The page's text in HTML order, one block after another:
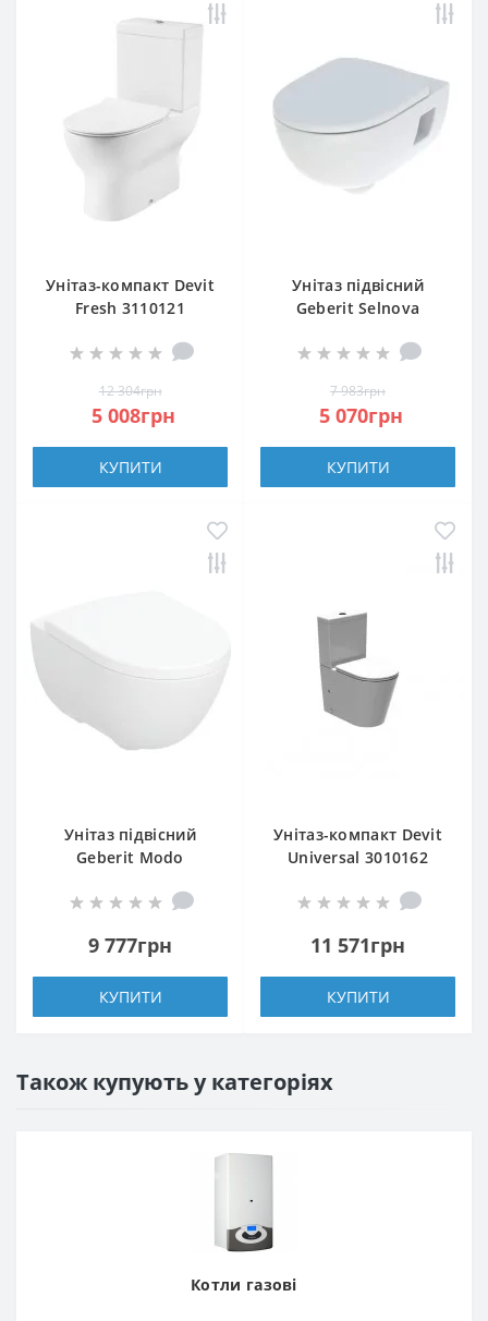
Унітаз-компакт Devit
Fresh 3110121
сидінням Slim з
Close, quick-fix
12 304грн
5 008грн
КУПИТИ
Унітаз підвісний
Geberit Selnova
безобідковий
Soft close
7 983грн
5 070грн
КУПИТИ
Унітаз підвісний
Geberit Modo
безобідковий із
9 777грн
КУПИТИ
Унітаз-компакт Devit
Universal 3010162
сидінням з
Close, quick-fix
11 571грн
КУПИТИ
Також купують у категоріях
Котли газові